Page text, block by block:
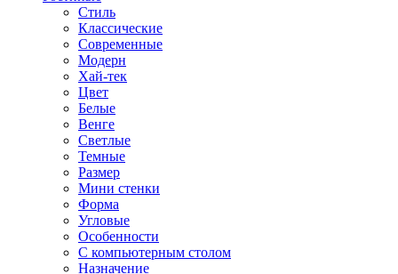
Стиль
Классические
Современные
Модерн
Хай-тек
Цвет
Белые
Венге
Светлые
Темные
Размер
Мини стенки
Форма
Угловые
Особенности
С компьютерным столом
Назначение